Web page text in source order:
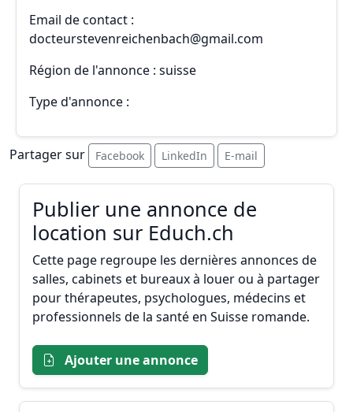
Email de contact :
docteurstevenreichenbach@gmail.com
Région de l'annonce : suisse
Type d'annonce :
Partager sur Facebook LinkedIn E-mail
Publier une annonce de
location sur Educh.ch
Cette page regroupe les dernières annonces de
salles, cabinets et bureaux à louer ou à partager
pour thérapeutes, psychologues, médecins et
professionnels de la santé en Suisse romande.
Ajouter une annonce